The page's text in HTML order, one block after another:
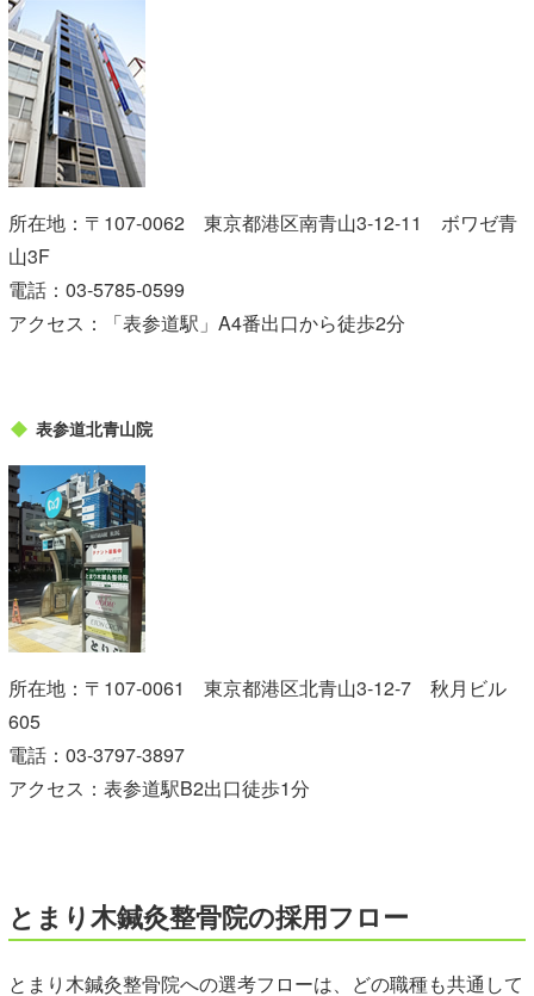
所在地：〒107-0062 東京都港区南青山3-12-11 ボワゼ青
山3F
電話： 03-5785-0599
アクセス：「表参道駅」A4番出口から徒歩2分
表参道北青山院
所在地：〒107-0061 東京都港区北青山3-12-7 秋月ビル
605
電話： 03-3797-3897
アクセス：表参道駅B2出口徒歩1分
とまり木鍼灸整骨院の採用フロー
とまり木鍼灸整骨院への選考フローは、どの職種も共通して